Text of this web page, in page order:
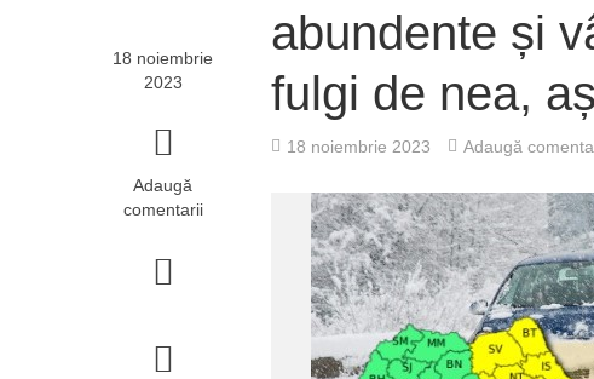
18 noiembrie
2023
Adaugă
comentarii
abundente și
fulgi de nea,
18 noiembrie 2023 Adaugă